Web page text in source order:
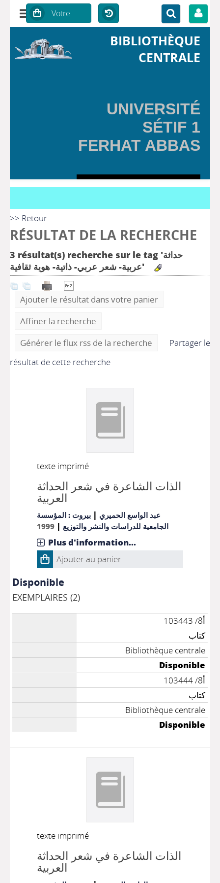
BIBLIOTHÈQUE
CENTRALE
UNIVERSITÉ
SÉTIF 1
FERHAT ABBAS
>> Retour
RÉSULTAT DE LA RECHERCHE
3 résultat(s) recherche sur le tag 'حداثة
عربية- شعر عربي- ذاتية- هوية ثقافية'
Ajouter le résultat dans votre panier
Affiner la recherche
Générer le flux rss de la recherche
Partager le
résultat de cette recherche
texte imprimé
الذات الشاعرة في شعر الحداثة
العربية
عبد الواسع الحميري |بيروت : المؤسسة
الجامعية للدراسات والنشر والتوزيع |
1999
Plus d'information...
Ajouter au panier
Disponible
EXEMPLAIRES (2)
أ8/ 103443
كتاب
Bibliothèque centrale
Disponible
أ8/ 103444
كتاب
Bibliothèque centrale
Disponible
texte imprimé
الذات الشاعرة في شعر الحداثة
العربية